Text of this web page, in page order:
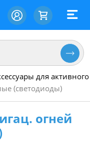
для
(светодиоды)
огней